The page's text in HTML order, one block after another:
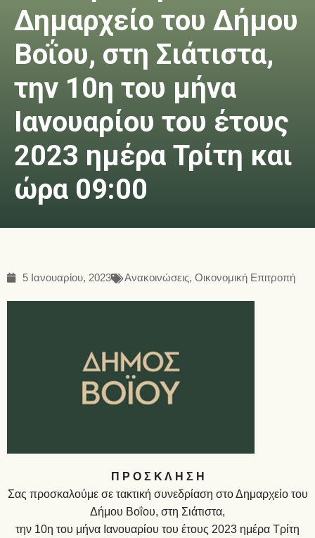
Δημαρχείο του Δήμου
Βοΐου, στη Σιάτιστα,
την 10η του μήνα
Ιανουαρίου του έτους
2023 ημέρα Τρίτη και
ώρα 09:00
5 Ιανουαρίου, 2023 Ανακοινώσεις, Οικονομική Επιτροπή
Π Ρ Ο Σ Κ Λ Η Σ Η
Σας προσκαλούμε σε τακτική συνεδρίαση στο Δημαρχείο του
Δήμου Βοΐου, στη Σιάτιστα,
την 10η του μήνα Ιανουαρίου του έτους 2023 ημέρα Τρίτη